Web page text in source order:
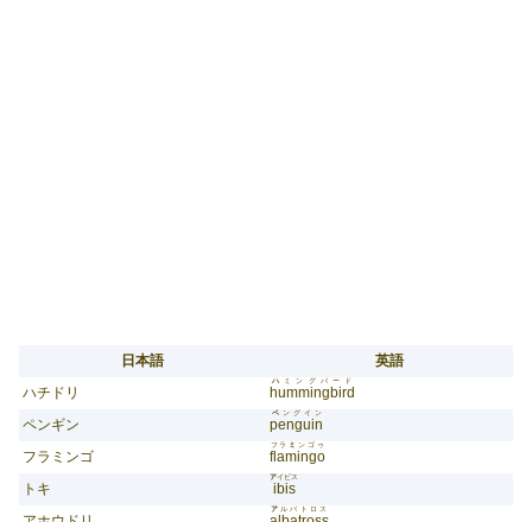
日本語
英語
ハチドリ
hummingbird
ハ ミングバード
ペンギン penguin
ペ ングイン
フラミンゴ flamingo
フラ ミ ンゴゥ
トキ ibis
アイビス
アルバトロス